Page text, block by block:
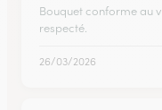
Bouquet conforme au
respecté.
26/03/2026